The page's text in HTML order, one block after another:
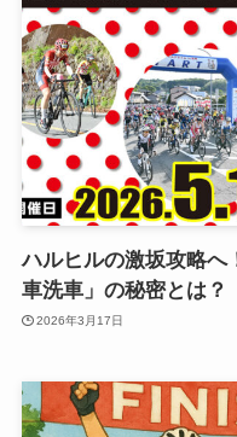
ハルヒルの激坂攻略へ
車洗車」の秘密とは？
2026年3月17日